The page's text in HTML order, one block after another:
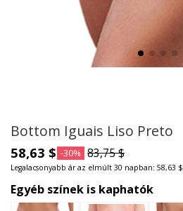
Bottom Iguais Liso Preto
58,63 $ -30% 83,75 $
Legalacsonyabb ár az elmúlt 30 napban: 58,63 $
Egyéb színek is kaphatók